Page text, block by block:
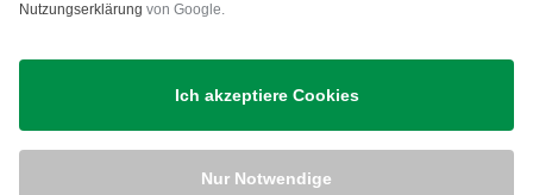
Nutzungserklärung von Google.
Ich akzeptiere Cookies
Nur Notwendige